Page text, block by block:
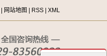
网站地图 RSS XML